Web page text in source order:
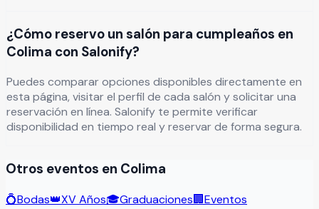
¿Cómo reservo un salón para cumpleaños en
Colima con Salonify?
Puedes comparar opciones disponibles directamente en
esta página, visitar el perfil de cada salón y solicitar una
reservación en línea. Salonify te permite verificar
disponibilidad en tiempo real y reservar de forma segura.
Otros eventos en Colima
💍Bodas👑XV Años🎓Graduaciones🏢Eventos